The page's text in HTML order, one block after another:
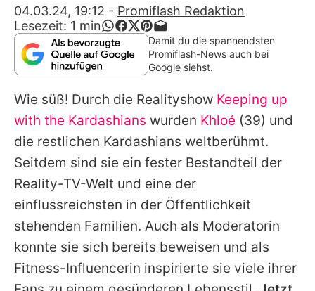
App runterladen
Team
Redaktionelle Richtlinien
Impressum
Datenschutzerklärung
Nutzungsbedingungen
Utiq verwalten
04.03.24, 19:12 - Promiflash Redaktion
Lesezeit: 1 min
Damit du die spannendsten
Promiflash-News auch bei
Google siehst.
Wie süß! Durch die Realityshow Keeping up
with the Kardashians wurden Khloé (39) und
die restlichen Kardashians weltberühmt.
Seitdem sind sie ein fester Bestandteil der
Reality-TV-Welt und eine der
einflussreichsten in der Öffentlichkeit
stehenden Familien. Auch als Moderatorin
konnte sie sich bereits beweisen und als
Fitness-Influencerin inspirierte sie viele ihrer